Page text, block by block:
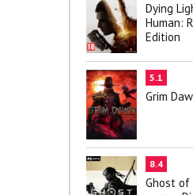
Dying
Human:
Edition
5.1
Grim
8.4
Ghost of